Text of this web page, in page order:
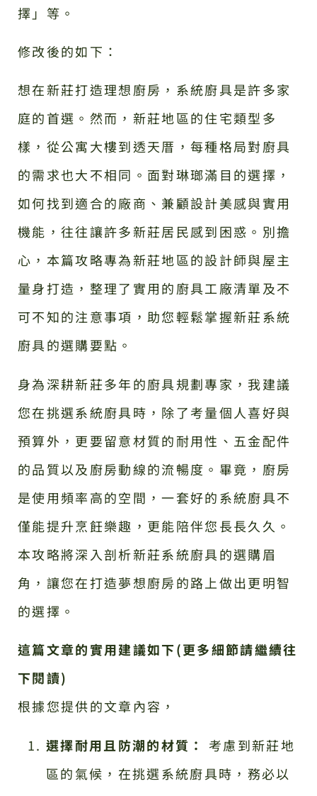
擇」等。
修改後的如下：
想在新莊打造理想廚房，系統廚具是許多家
庭的首選。然而，新莊地區的住宅類型多
樣，從公寓大樓到透天厝，每種格局對廚具
的需求也大不相同。面對琳瑯滿目的選擇，
如何找到適合的廠商、兼顧設計美感與實用
機能，往往讓許多新莊居民感到困惑。別擔
心，本篇攻略專為新莊地區的設計師與屋主
量身打造，整理了實用的廚具工廠清單及不
可不知的注意事項，助您輕鬆掌握新莊系統
廚具的選購要點。
身為深耕新莊多年的廚具規劃專家，我建議
您在挑選系統廚具時，除了考量個人喜好與
預算外，更要留意材質的耐用性、五金配件
的品質以及廚房動線的流暢度。畢竟，廚房
是使用頻率高的空間，一套好的系統廚具不
僅能提升烹飪樂趣，更能陪伴您長長久久。
本攻略將深入剖析新莊系統廚具的選購眉
角，讓您在打造夢想廚房的路上做出更明智
的選擇。
這篇文章的實用建議如下(更多細節請繼續往
下閱讀)
根據您提供的文章內容，
選擇耐用且防潮的材質：
考慮到新莊地
區的氣候，在挑選系統廚具時，務必以